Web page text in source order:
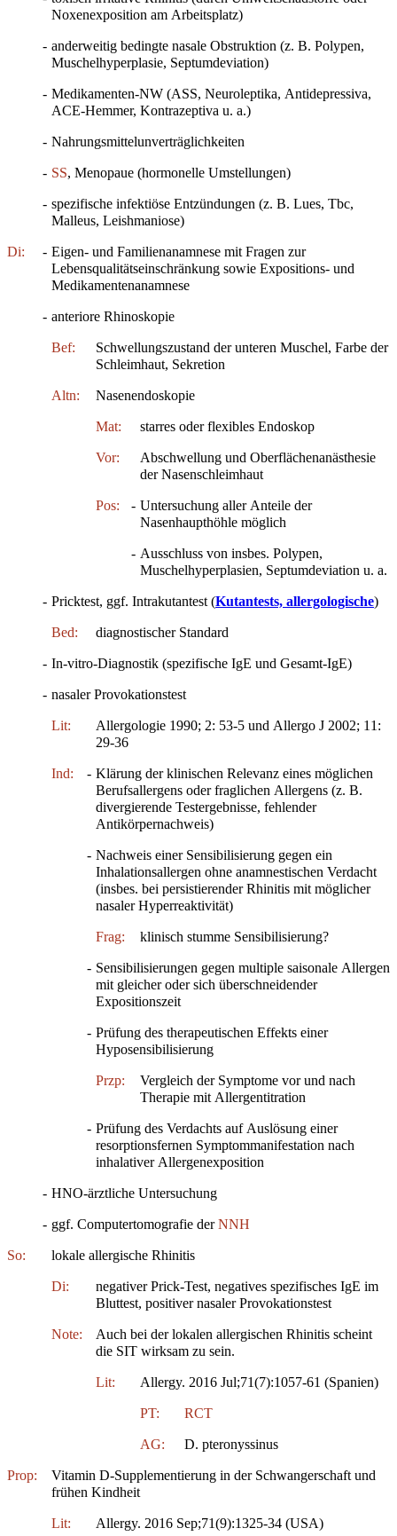
Noxenexposition am Arbeitsplatz)
- anderweitig bedingte nasale Obstruktion (z. B. Polypen,
Muschelhyperplasie, Septumdeviation)
- Medikamenten-NW (ASS, Neuroleptika, Antidepressiva,
ACE-Hemmer, Kontrazeptiva u. a.)
- Nahrungsmittelunverträglichkeiten
- SS, Menopaue (hormonelle Umstellungen)
- spezifische infektiöse Entzündungen (z. B. Lues, Tbc,
Malleus, Leishmaniose)
Di: - Eigen- und Familienanamnese mit Fragen zur
Lebensqualitätseinschränkung sowie Expositions- und
Medikamentenanamnese
- anteriore Rhinoskopie
Bef:
Schwellungszustand der unteren Muschel, Farbe der
Schleimhaut, Sekretion
Altn: Nasenendoskopie
Mat: starres oder flexibles Endoskop
Vor:
Abschwellung und Oberflächenanästhesie
der Nasenschleimhaut
Pos: - Untersuchung aller Anteile der
Nasenhaupthöhle möglich
- Ausschluss von insbes. Polypen,
Muschelhyperplasien, Septumdeviation u. a.
- Pricktest, ggf. Intrakutantest (Kutantests, allergologische)
Bed: diagnostischer Standard
- In-vitro-Diagnostik (spezifische IgE und Gesamt-IgE)
- nasaler Provokationstest
Lit:
Allergologie 1990; 2: 53-5 und Allergo J 2002; 11:
29-36
Ind: - Klärung der klinischen Relevanz eines möglichen
Berufsallergens oder fraglichen Allergens (z. B.
divergierende Testergebnisse, fehlender
Antikörpernachweis)
- Nachweis einer Sensibilisierung gegen ein
Inhalationsallergen ohne anamnestischen Verdacht
(insbes. bei persistierender Rhinitis mit möglicher
nasaler Hyperreaktivität)
Frag: klinisch stumme Sensibilisierung?
- Sensibilisierungen gegen multiple saisonale Allergen
mit gleicher oder sich überschneidender
Expositionszeit
- Prüfung des therapeutischen Effekts einer
Hyposensibilisierung
Przp:
Vergleich der Symptome vor und nach
Therapie mit Allergentitration
- Prüfung des Verdachts auf Auslösung einer
resorptionsfernen Symptommanifestation nach
inhalativer Allergenexposition
- HNO-ärztliche Untersuchung
- ggf. Computertomografie derNNH
So: lokale allergische Rhinitis
Di:
negativer Prick-Test, negatives spezifisches IgE im
Bluttest, positiver nasaler Provokationstest
Note:
Auch bei der lokalen allergischen Rhinitis scheint
die SIT wirksam zu sein.
Lit: Allergy. 2016 Jul;71(7):1057-61 (Spanien)
PT: RCT
AG: D. pteronyssinus
Prop:
Vitamin D-Supplementierung in der Schwangerschaft und
frühen Kindheit
Lit: Allergy. 2016 Sep;71(9):1325-34 (USA)